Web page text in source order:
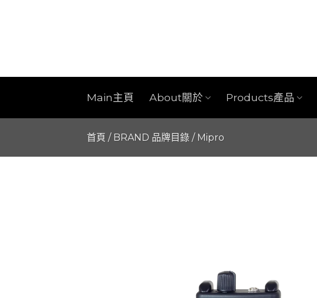
Main主頁 About關於 Products產品
首頁 / BRAND 品牌目錄 / Mipro